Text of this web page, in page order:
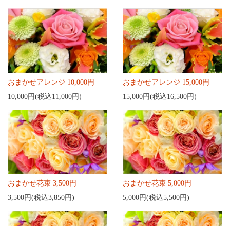
おまかせアレンジ 10,000円
10,000円(税込11,000円)
おまかせアレンジ 15,000円
15,000円(税込16,500円)
おまかせ花束 3,500円
3,500円(税込3,850円)
おまかせ花束 5,000円
5,000円(税込5,500円)